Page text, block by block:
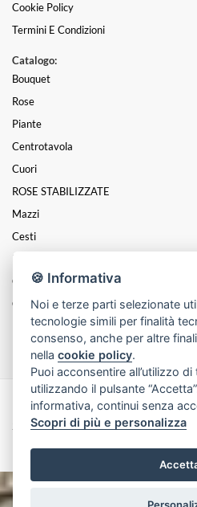
Cookie Policy
Termini E Condizioni
Catalogo:
Bouquet
Rose
Piante
Centrotavola
Cuori
ROSE STABILIZZATE
Mazzi
Cesti
Funebre
Coroncine
Composizioni
FESTA DELLA MAMMA
Made with byInfoser.it-
2026
🍪 Informativa
Noi e terze parti selezionate
tecnologie simili per finalità
consenso, anche per altre
nellacookie policy.
Puoi acconsentire all’utilizzo
utilizzando il pulsante
informativa, continui senza
Scopri di più e personalizza